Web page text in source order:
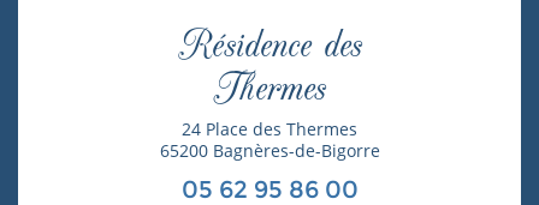
Résidence des
Thermes
24 Place des Thermes
65200 Bagnères-de-Bigorre
05 62 95 86 00